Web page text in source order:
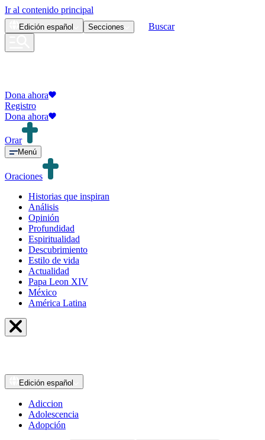
Ir al contenido principal
Edición español Secciones Buscar
Dona ahora
Registro
Dona ahora
Orar
Menú
Oraciones
Historias que inspiran
Análisis
Opinión
Profundidad
Espiritualidad
Descubrimiento
Estilo de vida
Actualidad
Papa Leon XIV
México
América Latina
Edición español
Adiccion
Adolescencia
Adopción